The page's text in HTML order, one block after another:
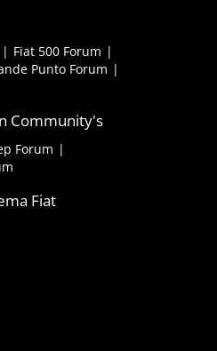
Fiat 500 Forum
Punto Forum
Community's
Forum
Fiat